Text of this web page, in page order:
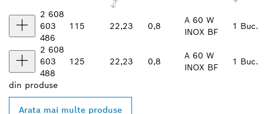
2 608
603
486
115 22,23 0,8
A 60 W
INOX BF
1 Buc.
2 608
603
488
125 22,23 0,8
A 60 W
INOX BF
1 Buc.
din produse
Arata mai multe produse